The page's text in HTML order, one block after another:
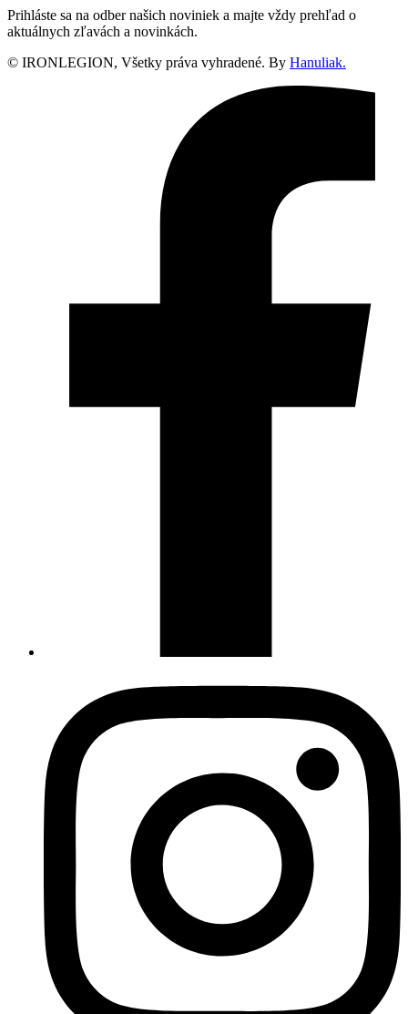
Prihláste sa na odber našich noviniek a majte vždy prehľad o
aktuálnych zľavách a novinkách.
© IRONLEGION, Všetky práva vyhradené. By Hanuliak.